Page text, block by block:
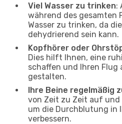
Viel Wasser zu trinken:
während des gesamten
Wasser zu trinken, da
dehydrierend sein kann.
Kopfhörer oder
Dies hilft Ihnen, eine
schaffen und Ihren Flug
gestalten.
Ihre Beine regelmäßig
von Zeit zu Zeit auf und
um die Durchblutung in
verbessern.